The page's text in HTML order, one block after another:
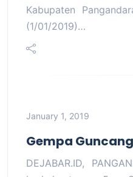
Kabupaten
(1/01/2019)…
January 1, 2019
Gempa
DEJABAR.ID,